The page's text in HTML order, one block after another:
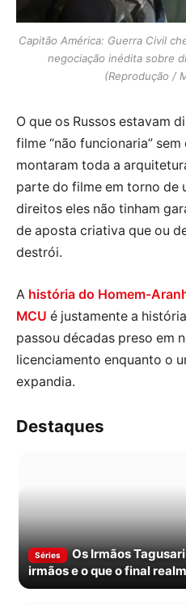
Capitão América: Guerra Civil
negociação inédita sobre
(Reprodução /
O que os Russos estavam
filme “não funcionaria”
montaram toda a
parte do filme em torno de
direitos eles não tinham
de aposta criativa que ou
destrói.
A história do Homem-
MCU é justamente a
passou décadas preso em
licenciamento enquanto o
expandia.
Destaques
Séries
Os Irmãos
irmãos e o que o final